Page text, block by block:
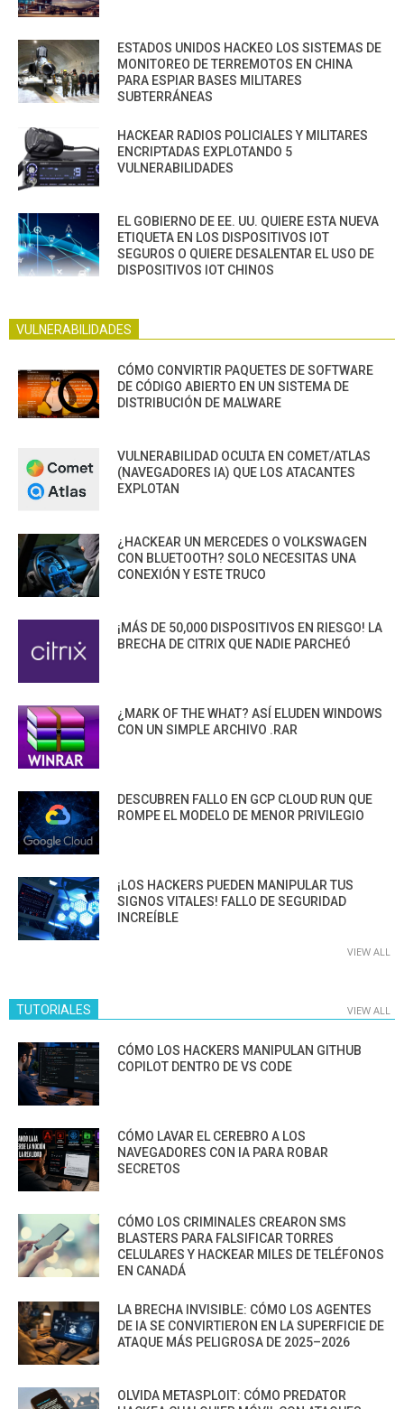
ESTADOS UNIDOS HACKEO LOS SISTEMAS DE
MONITOREO DE TERREMOTOS EN CHINA
PARA ESPIAR BASES MILITARES
SUBTERRÁNEAS
HACKEAR RADIOS POLICIALES Y MILITARES
ENCRIPTADAS EXPLOTANDO 5
VULNERABILIDADES
EL GOBIERNO DE EE. UU. QUIERE ESTA NUEVA
ETIQUETA EN LOS DISPOSITIVOS IOT
SEGUROS O QUIERE DESALENTAR EL USO DE
DISPOSITIVOS IOT CHINOS
VULNERABILIDADES
CÓMO CONVIRTIR PAQUETES DE SOFTWARE
DE CÓDIGO ABIERTO EN UN SISTEMA DE
DISTRIBUCIÓN DE MALWARE
VULNERABILIDAD OCULTA EN COMET/ATLAS
(NAVEGADORES IA) QUE LOS ATACANTES
EXPLOTAN
¿HACKEAR UN MERCEDES O VOLKSWAGEN
CON BLUETOOTH? SOLO NECESITAS UNA
CONEXIÓN Y ESTE TRUCO
¡MÁS DE 50,000 DISPOSITIVOS EN RIESGO! LA
BRECHA DE CITRIX QUE NADIE PARCHEÓ
¿MARK OF THE WHAT? ASÍ ELUDEN WINDOWS
CON UN SIMPLE ARCHIVO .RAR
DESCUBREN FALLO EN GCP CLOUD RUN QUE
ROMPE EL MODELO DE MENOR PRIVILEGIO
¡LOS HACKERS PUEDEN MANIPULAR TUS
SIGNOS VITALES! FALLO DE SEGURIDAD
INCREÍBLE
VIEW ALL
TUTORIALES VIEW ALL
CÓMO LOS HACKERS MANIPULAN GITHUB
COPILOT DENTRO DE VS CODE
CÓMO LAVAR EL CEREBRO A LOS
NAVEGADORES CON IA PARA ROBAR
SECRETOS
CÓMO LOS CRIMINALES CREARON SMS
BLASTERS PARA FALSIFICAR TORRES
CELULARES Y HACKEAR MILES DE TELÉFONOS
EN CANADÁ
LA BRECHA INVISIBLE: CÓMO LOS AGENTES
DE IA SE CONVIRTIERON EN LA SUPERFICIE DE
ATAQUE MÁS PELIGROSA DE 2025–2026
OLVIDA METASPLOIT: CÓMO PREDATOR